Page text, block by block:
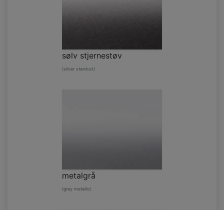
sølv stjernestøv
(silver stardust)
metalgrå
(grey metallic)